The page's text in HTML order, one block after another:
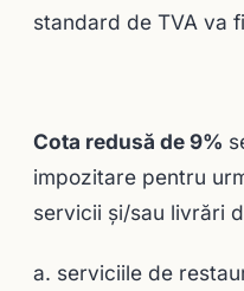
standard de TVA va
Cota redusă de 9%
impozitare pentru
servicii şi/sau livrări
a. serviciile de